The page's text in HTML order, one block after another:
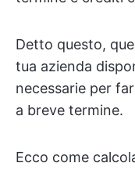
Detto questo,
tua azienda
necessarie per
a breve termine.
Ecco come